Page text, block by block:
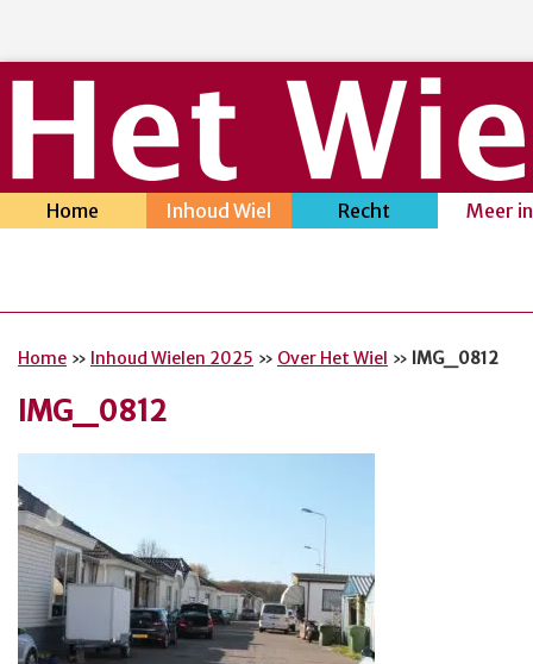
Home Inhoud Wiel Recht Meer
Home » Inhoud Wielen 2025 » Over Het Wiel » IMG_0812
IMG_0812